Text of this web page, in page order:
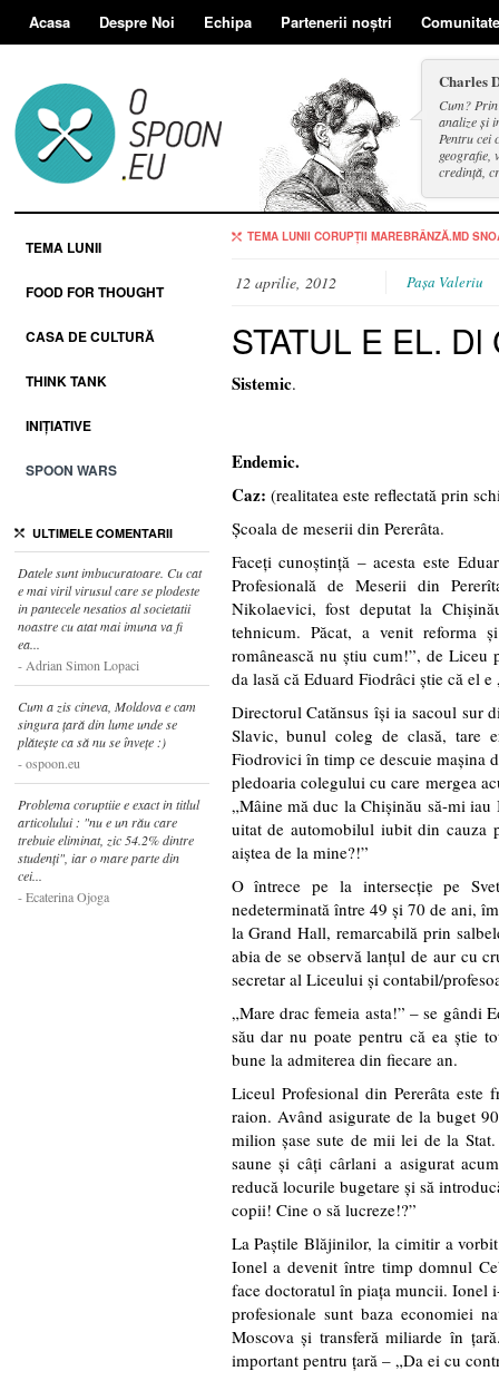
Acasa Despre Noi Echipa Partenerii noștri
Charles
Cum?
analize și
Pentru cei
geografie,
credință,
TEMA LUNII
FOOD FOR THOUGHT
CASA DE CULTURĂ
THINK TANK
INIȚIATIVE
SPOON WARS
ULTIMELE COMENTARII
Datele sunt imbucuratoare. Cu cat
e mai viril virusul care se plodeste
in pantecele nesatios al societatii
noastre cu atat mai imuna va fi
ea...
Adrian Simon Lopaci
Cum a zis cineva, Moldova e cam
singura țară din lume unde se
plătește ca să nu se învețe :)
ospoon.eu
Problema coruptiie e exact in titlul
articolului : "nu e un rău care
trebuie eliminat, zic 54.2% dintre
studenți", iar o mare parte din
cei...
Ecaterina Ojoga
TEMA LUNII CORUPȚII MAREBRÂNZĂ.MD
12 aprilie, 2012 Paşa Valeriu
STATUL E EL.
Sistemic.
Endemic.
Caz: (realitatea este reflectată prin
Şcoala de meserii din Pererâta.
Faceţi cunoştinţă – acesta este
Profesională de Meserii din
Nikolaevici, fost deputat la
tehnicum. Păcat, a venit reforma
românească nu ştiu cum!”, de Liceu
da lasă că Eduard Fiodrâci ştie că el
Directorul Catănsus îşi ia sacoul sur
Slavic, bunul coleg de clasă, tare
Fiodrovici în timp ce descuie maşina
pledoaria colegului cu care mergea
„Mâine mă duc la Chişinău să-mi
uitat de automobilul iubit din cauza
aiştea de la mine?!”
O întrece pe la intersecţie pe
nedeterminată între 49 şi 70 de ani,
la Grand Hall, remarcabilă prin
abia de se observă lanţul de aur cu
secretar al Liceului şi contabil/
„Mare drac femeia asta!” – se gândi
său dar nu poate pentru că ea ştie
bune la admiterea din fiecare an.
Liceul Profesional din Pererâta
raion. Având asigurate de la buget
milion şase sute de mii lei de la
saune şi câţi cârlani a asigurat
reducă locurile bugetare şi să
copii! Cine o să lucreze!?”
La Paştile Blăjinilor, la cimitir a
Ionel a devenit între timp domnul
face doctoratul în piaţa muncii. Ionel
profesionale sunt baza economiei
Moscova şi transferă miliarde în
important pentru ţară – „Da ei cu